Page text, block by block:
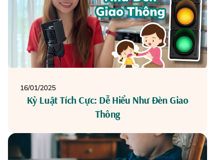
16/01/2025
Kỷ Luật Tích Cực: Dễ Hiểu Như Đèn Giao
Thông